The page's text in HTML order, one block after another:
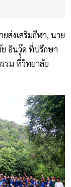
ส่งเสริมกีฬา, นาย
ย อินวู๊ด ที่ปรึกษา
รม ที่วิทยาลัย